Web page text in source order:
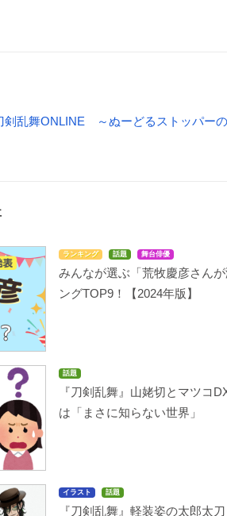
乱舞ONLINE ～ぬーどるストッパーの
ランキング 話題 舞台俳優
みんなが選ぶ「荒牧慶彦さん
ングTOP9！【2024年版】
話題
『刀剣乱舞』山姥切とマツコ
は「まさに知らない世界」
イラスト 話題
『刀剣乱舞』軽装姿の太郎太